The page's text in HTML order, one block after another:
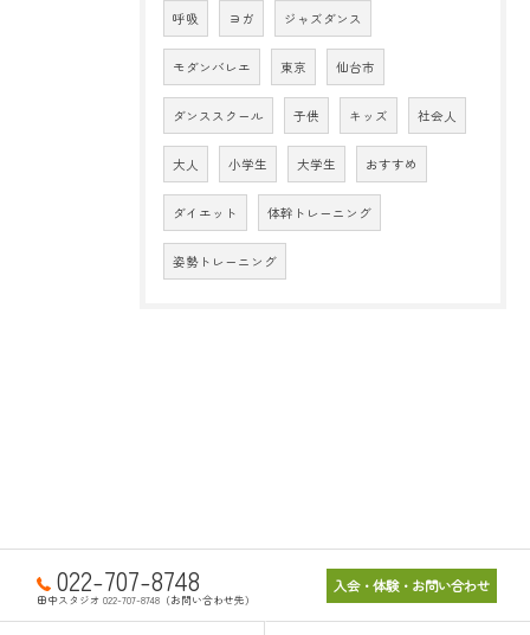
呼吸 ヨガ ジャズダンス
モダンバレエ 東京 仙台市
ダンススクール 子供 キッズ 社会人
大人 小学生 大学生 おすすめ
ダイエット 体幹トレーニング
姿勢トレーニング
022-707-8748
田中スタジオ 022-707-8748（お問い合わせ先）
入会・体験・お問い合わせ